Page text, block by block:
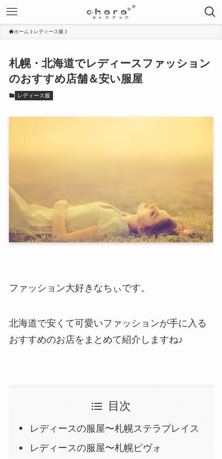
ホーム レディース服
札幌・北海道でレディースファッション
のおすすめ店舗＆安い服屋
レディース服
ファッション大好きなちぃです。
北海道で安くて可愛いファッションが手に入る
おすすめのお店をまとめて紹介しますね♪
目次
レディースの服屋〜札幌ステラプレイス
レディースの服屋〜札幌ピヴォ